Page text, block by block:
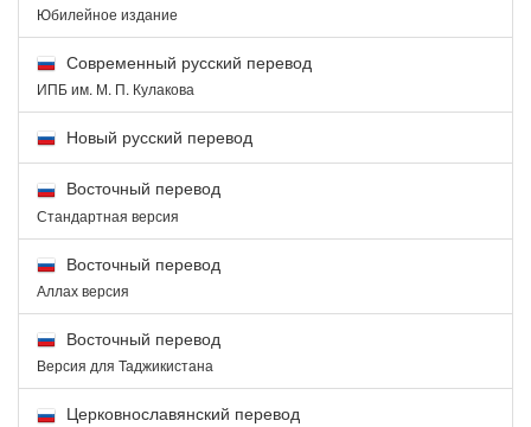
Юбилейное издание
Современный русский перевод
ИПБ им. М. П. Кулакова
Новый русский перевод
Восточный перевод
Стандартная версия
Восточный перевод
Аллах версия
Восточный перевод
Версия для Таджикистана
Церковнославянский перевод